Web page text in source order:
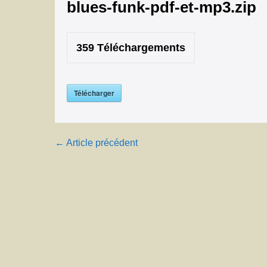
blues-funk-pdf-et-mp3.zip
359 Téléchargements
Télécharger
Navigation
← Article précédent